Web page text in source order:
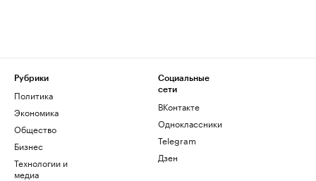
Рубрики
Политика
Экономика
Общество
Бизнес
Технологии и
медиа
Социальные
сети
ВКонтакте
Одноклассники
Telegram
Дзен